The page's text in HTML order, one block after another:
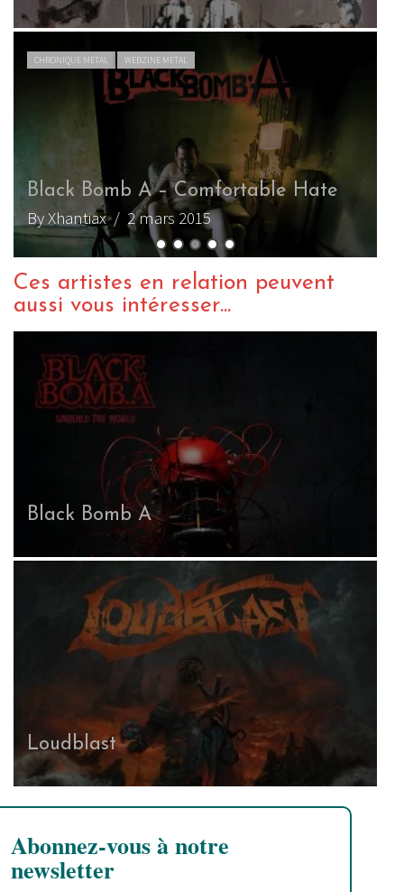
CHRONIQUE METAL WEBZINE METAL
Black Bomb A – Comfortable Hate
By Xhantiax/ 2 mars 2015
Ces artistes en relation peuvent
aussi vous intéresser...
Black Bomb A
Loudblast
Abonnez-vous à notre
newsletter